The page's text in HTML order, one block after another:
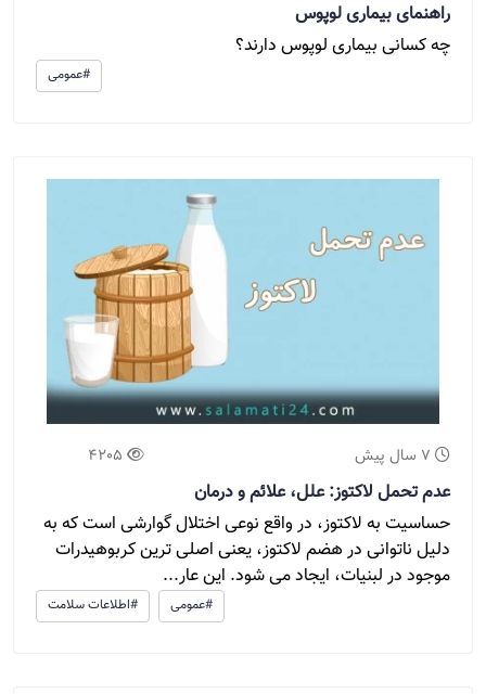
راهنمای بیماری لوپوس
چه کسانی بیماری لوپوس دارند؟
#عمومی
7 سال پیش 4205
عدم تحمل لاکتوز: علل، علائم و درمان
حساسیت به لاکتوز، در واقع نوعی اختلال گوارشی است که به
دلیل ناتوانی در هضم لاکتوز، یعنی اصلی ترین کربوهیدرات
موجود در لبنیات، ایجاد می شود. این عار...
#اطلاعات سلامت #عمومی